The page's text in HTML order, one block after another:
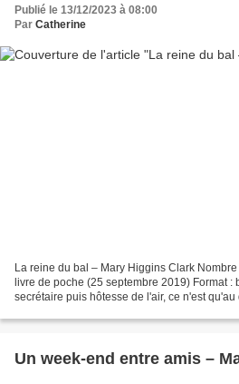
Publié le 13/12/2023 à 08:00
Par Catherine
La reine du bal – Mary Higgins Clark
livre de poche (25 septembre 2019) Format :
secrétaire puis hôtesse de l'air, ce n'est
Un week-end entre amis –